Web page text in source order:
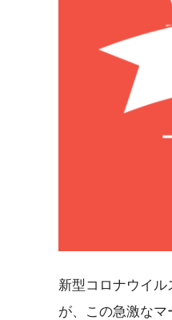
新型コロナウイ
が、この急激な